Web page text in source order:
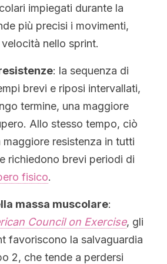
impiegati durante la
più precisi i movimenti,
nello sprint.
: la sequenza di
brevi e riposi intervallati,
termine, una maggiore
Allo stesso tempo, ciò
resistenza in tutti
richiedono brevi periodi di
fisico.
massa muscolare:
Council on Exercise, gli
favoriscono la salvaguardia
2, che tende a perdersi